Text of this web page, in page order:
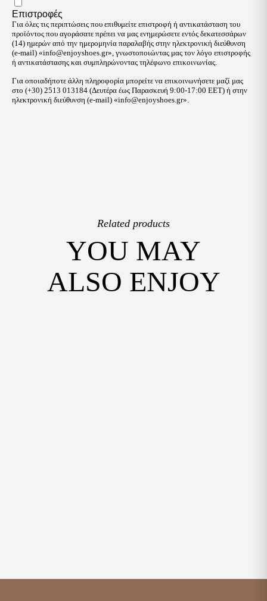
Επιστροφές
Για όλες τις περιπτώσεις που επιθυμείτε επιστροφή ή αντικατάσταση του
προϊόντος που αγοράσατε πρέπει να μας ενημερώσετε εντός δεκατεσσάρων
(14) ημερών από την ημερομηνία παραλαβής στην ηλεκτρονική διεύθυνση
(e-mail) «info@enjoyshoes.gr», γνωστοποιώντας μας τον λόγο επιστροφής
ή αντικατάστασης και συμπληρώνοντας τηλέφωνο επικοινωνίας.
Για οποιαδήποτε άλλη πληροφορία μπορείτε να επικοινωνήσετε μαζί μας
στο (+30) 2513 013184 (Δευτέρα έως Παρασκευή 9:00-17:00 EET) ή στην
ηλεκτρονική διεύθυνση (e-mail) «info@enjoyshoes.gr».
Related products
YOU MAY
ALSO ENJOY